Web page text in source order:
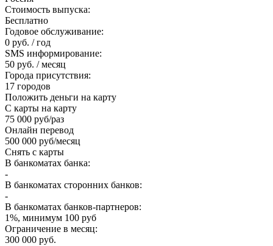
Стоимость выпуска:
Бесплатно
Годовое обслуживание:
0 руб. / год
SMS информирование:
50 руб. / месяц
Города присутствия:
17 городов
Положить деньги на карту
С карты на карту
75 000 руб/раз
Онлайн перевод
500 000 руб/месяц
Снять с карты
В банкоматах банка:
-
В банкоматах сторонних банков:
-
В банкоматах банков-партнеров:
1%, минимум 100 руб
Ограничение в месяц:
300 000 руб.